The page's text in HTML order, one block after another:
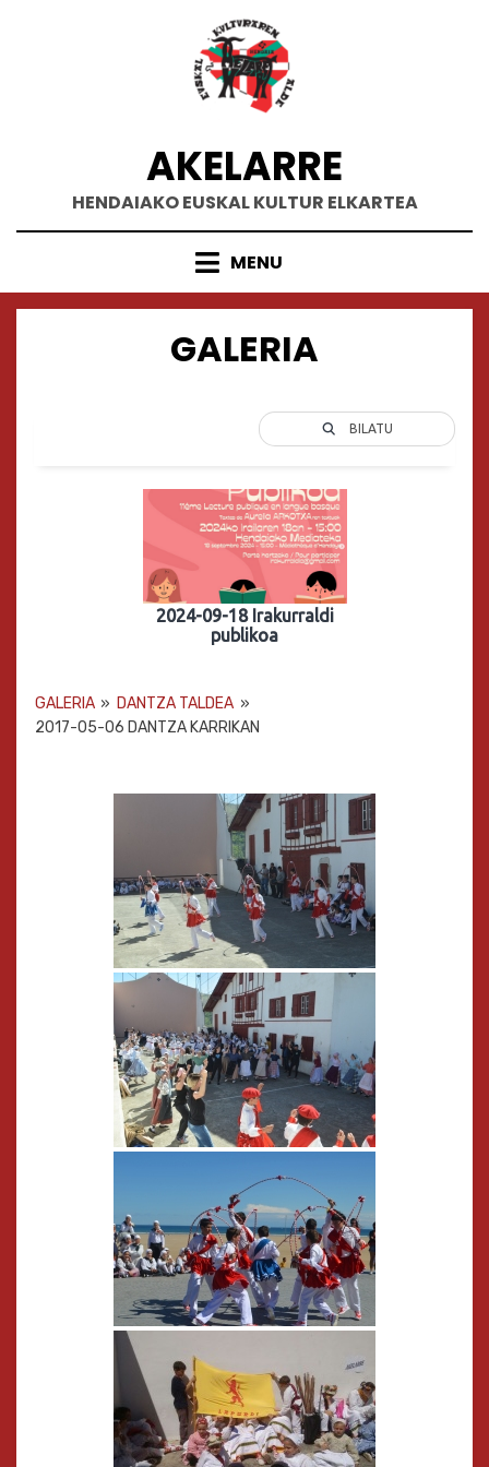
AKELARRE
HENDAIAKO EUSKAL KULTUR ELKARTEA
MENU
GALERIA
BILATU
2024-09-18 Irakurraldi
publikoa
GALERIA » DANTZA TALDEA »
2017-05-06 DANTZA KARRIKAN